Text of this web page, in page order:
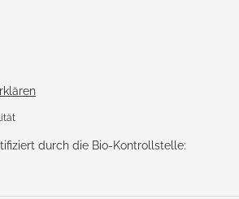
durch die Bio-Kontrollstelle: